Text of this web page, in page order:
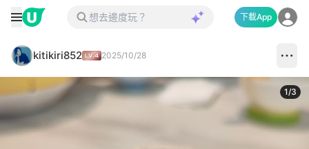
下載App
kitikiri852 2025/10/28
1/3